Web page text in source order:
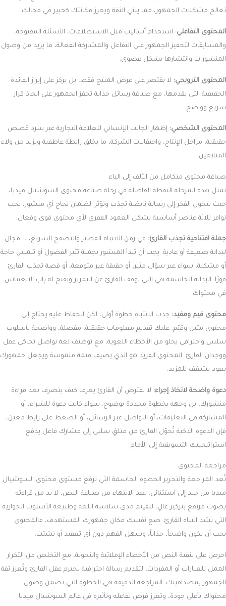
تعالج مشكلات الجمهور، مما يبني الثقة ويعزز مكانتك كخبير في مجالك.
المحتوى التفاعلي: استخدام أساليب مثل الاستطلاعات، الأسئلة المفتوحة،
والمسابقات لتحفيز الجمهور على التفاعل والمشاركة الفعالة، ما يزيد من وصول
المنشورات وانتشارها بشكل عضوي.
المحتوى الترويجي: لا يقتصر على عرض المنتج فقط، بل يركز على إبراز الفائدة
الحقيقية التي يقدمها، مع صياغة رسائل جذابة تحفز الجمهور على اتخاذ قرار
سريع وواضح.
المحتوى الشخصي: إظهار الجانب الإنساني للعلامة التجارية عبر سرد قصص
حقيقية، مراحل الإنتاج، واحتفالات الشركة، ما يخلق رابطة عاطفية ويزيد من ولاء
المتابعين.
صياغة محتوى متكامل من الألف إلى الياء
تمثل هذه المرحلة النقطة الفاصلة في رحلة صناعة محتوى السوشيال ميديا،
حيث يتحول الفكر إلى رسالة نابضة تجذب وتؤثر. لضمان نجاح أي منشور، يجب
توافر ثلاثة عناصر أساسية تشكل العمود الفقري لأي محتوى قوي وفعال:
جملة افتتاحية تجذب القارئ: في زمن الانتباه القصير والتصفح السريع، لا مجال
لبداية ضعيفة أو عادية. يجب أن تبدأ المنشور بجملة تثير الفضول أو تلمس حاجة
أو مشكلة، سواء عبر سؤال مثير، أو حقيقة غير متوقعة، أو قصة تجذب القارئ
فورًا. البداية الحاسمة هي التي توقف القارئ عن التمرير وتفتح له باب الانغماس
في محتواك.
محتوى قيم ومفيد: جذب الانتباه خطوة أولى، لكن الحفاظ عليه يحتاج إلى
محتوى متين وقيّم. عليك تقديم معلومات حقيقية، مفصلة، وواضحة بأسلوب
سلس واحترافي يخلو من الأخطاء اللغوية، مع توظيف لغة تواصل تحاكي عقل
ووجدان القارئ. المحتوى الفريد هو الذي يضيف قيمة ملموسة ويجعل جمهورك
يعود بشغف للمزيد.
دعوة واضحة لاتخاذ إجراء: لا تفترض أن القارئ يعرف كيف يتصرف بعد قراءة
منشورك، بل وجهه بخطوة محددة بوضوح. سواء كانت دعوة للشراء، أو
المشاركة في التعليقات، أو التواصل عبر الرسائل، أو الضغط على رابط معين،
فإن الدعوة الذكية تُحوّل القارئ من متلقٍ سلبي إلى مشارك فاعل يدفع
استراتيجيتك التسويقية إلى الأمام.
مراجعة المحتوى
تُعد المراجعة والتحرير الخطوة الحاسمة التي ترفع مستوى محتوى السوشيال
ميديا من جيد إلى استثنائي. بعد الانتهاء من صياغة النص، لا بد من قراءته
بصوت مرتفع بتركيز عالٍ، لتقييم مدى سلاسة اللغة وطبيعة الأسلوب الحوارية
التي تشد انتباه القارئ. ضع نفسك مكان جمهورك المستهدف، فالمحتوى
يجب أن يكون واضحاً، جذاباً، وسهل الفهم دون أي تعقيد أو تشتت.
احرص على تنقية النص من الأخطاء الإملائية والنحوية، مع التخلص من التكرار
الممل للعبارات أو المفردات، لتقديم رسالة احترافية تحترم عقل القارئ وتُعزز ثقة
الجمهور بمصداقيتك. المراجعة الدقيقة هي الخطوة التي تضمن وصول
محتواك بأعلى جودة، وتعزز فرص تفاعله وتأثيره في عالم السوشيال ميديا